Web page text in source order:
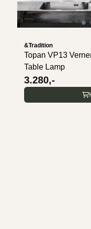
&Tradition
Topan VP13
Table Lamp
3.280,-